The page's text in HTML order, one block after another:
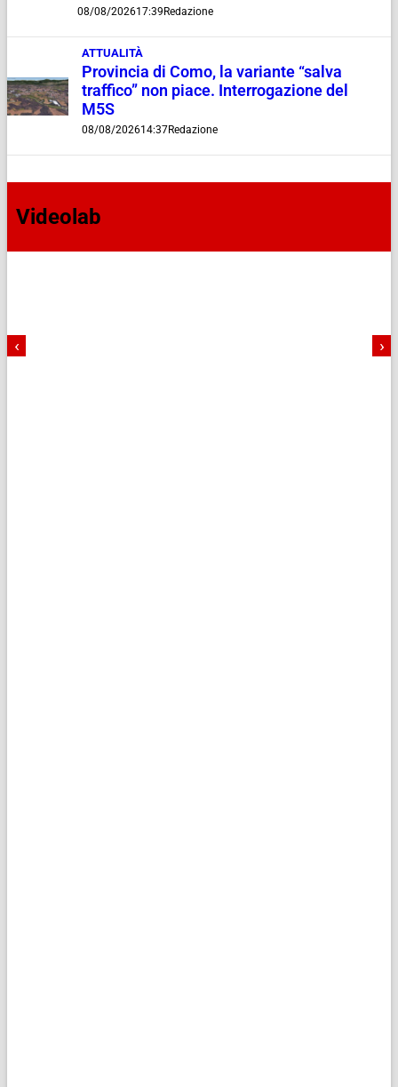
08/08/202617:39 Redazione
ATTUALITÀ
Provincia di Como, la variante “salva
traffico” non piace. Interrogazione del
M5S
08/08/202614:37Redazione
Videolab
‹ ›